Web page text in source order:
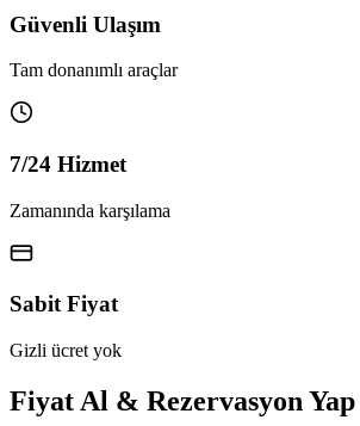
Güvenli Ulaşım
Tam donanımlı araçlar
7/24 Hizmet
Zamanında karşılama
Sabit Fiyat
Gizli ücret yok
Fiyat Al & Rezervasyon Yap